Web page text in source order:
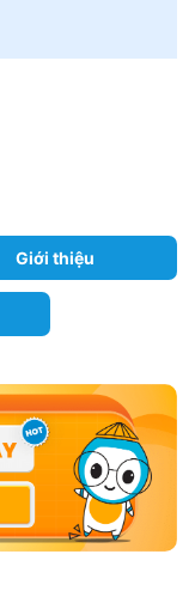
Giới thiệu